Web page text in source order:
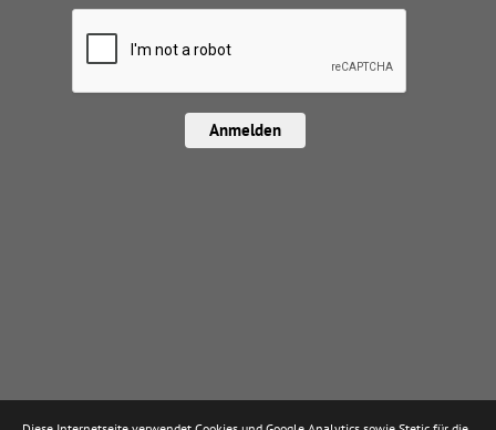
Anmelden